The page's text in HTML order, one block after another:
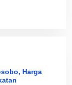
Harga